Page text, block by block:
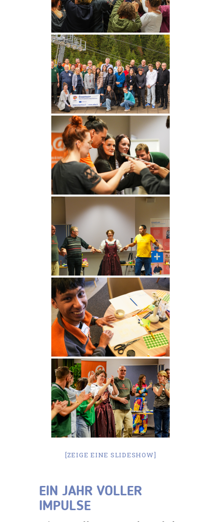
[ZEIGE EINE SLIDESHOW]
EIN JAHR VOLLER
IMPULSE